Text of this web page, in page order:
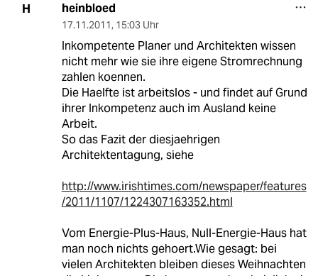
H heinbloed
17.11.2011, 15:03 Uhr
Inkompetente Planer und Architekten wissen
nicht mehr wie sie ihre eigene Stromrechnung
zahlen koennen.
Die Haelfte ist arbeitslos - und findet auf Grund
ihrer Inkompetenz auch im Ausland keine
Arbeit.
So das Fazit der diesjaehrigen
Architektentagung, siehe
http://www.irishtimes.com/newspaper/features
/2011/1107/1224307163352.html
Vom Energie-Plus-Haus, Null-Energie-Haus hat
man noch nichts gehoert.Wie gesagt: bei
vielen Architekten bleiben dieses Weihnachten